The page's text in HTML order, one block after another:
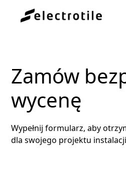
Zamów
wycenę
Wypełnij formularz, aby
dla swojego projektu instalacji